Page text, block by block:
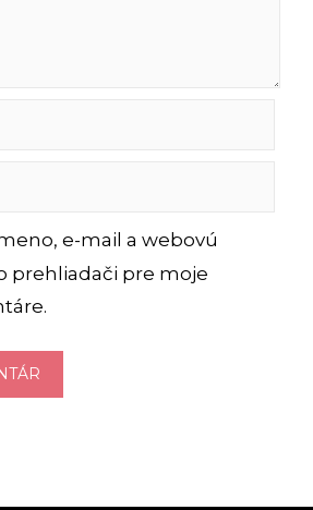
e-mail a webovú
prehliadači pre moje